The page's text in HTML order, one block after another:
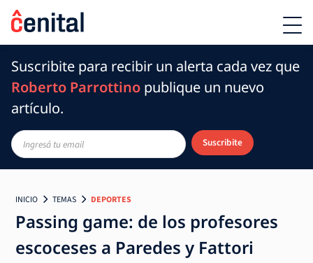
Suscribite para recibir un alerta cada vez que
Roberto Parrottino publique un nuevo
artículo.
Suscribite
INICIO TEMAS DEPORTES
Passing game: de los profesores
escoceses a Paredes y Fattori